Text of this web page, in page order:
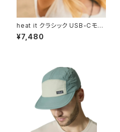
heat it クラシック USB-Cモデ
ル
¥7,480